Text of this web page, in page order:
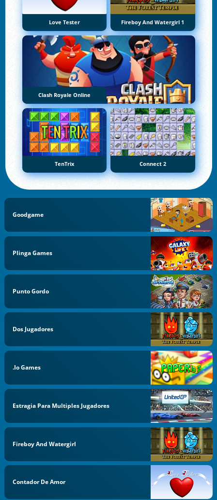
Love Tester Fireboy And Watergirl 1
Clash Royale Online
TenTrix Connect 2
Goodgame
Plinga Games
Punto Gordo
Dos Jugadores
.io Games
Estragia Para Multiples Jugadores
Fireboy And Watergirl
Contador De Amor